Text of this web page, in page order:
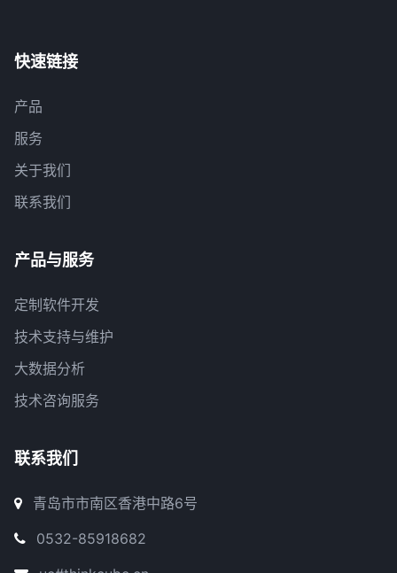
快速链接
产品
服务
关于我们
联系我们
产品与服务
定制软件开发
技术支持与维护
大数据分析
技术咨询服务
联系我们
青岛市市南区香港中路6号
0532-85918682